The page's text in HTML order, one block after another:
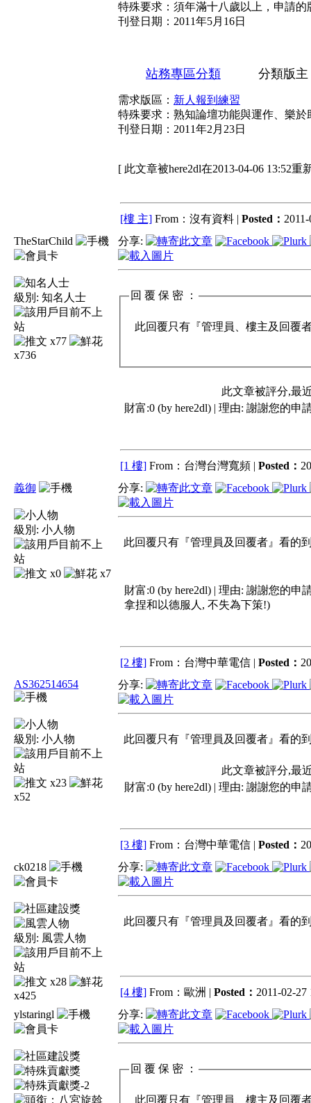
特殊要求：須年滿十八歲以上，申請
刊登日期：2011年5月16日
站務專區分類 分類版主
需求版區： 新人報到練習
特殊要求：熟知論壇功能與運作、樂
刊登日期：2011年2月23日
[ 此文章被here2dl在2013-04-06 13:52重
[樓 主] From：沒有資料 | Posted：
TheStarChild
級別: 知名人士
x77
x736
分享:
回 覆 保 密 ：
此回覆只有『管理員、樓主及回覆
此文章被評分,最
財富:0 (by here2dl) | 理由: 謝謝您的申
[1 樓] From：台灣台灣寬頻 | Posted：
義御
級別: 小人物
x0 x7
分享:
此回覆只有『管理員及回覆者』看的
財富:0 (by here2dl) | 理由: 謝謝您的申
拿捏和以德服人, 不失為下策!)
[2 樓] From：台灣中華電信 | Posted：
AS362514654
級別: 小人物
x23
x52
分享:
此回覆只有『管理員及回覆者』看的
此文章被評分,最
財富:0 (by here2dl) | 理由: 謝謝您的申
[3 樓] From：台灣中華電信 | Posted：
ck0218
級別: 風雲人物
x28
x425
分享:
此回覆只有『管理員及回覆者』看的
[4 樓] From：歐洲 | Posted： 2011-02-27
ylstaringl
分享:
回 覆 保 密 ：
此回覆只有『管理員、樓主及回覆